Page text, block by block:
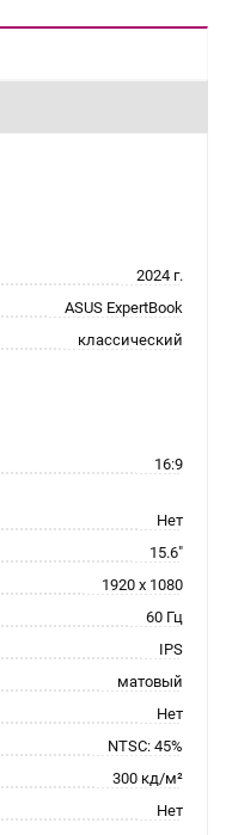
2024 г.
ASUS ExpertBook
классический
16:9
Нет
15.6"
1920 x 1080
60 Гц
IPS
матовый
Нет
NTSC: 45%
300 кд/м²
Нет